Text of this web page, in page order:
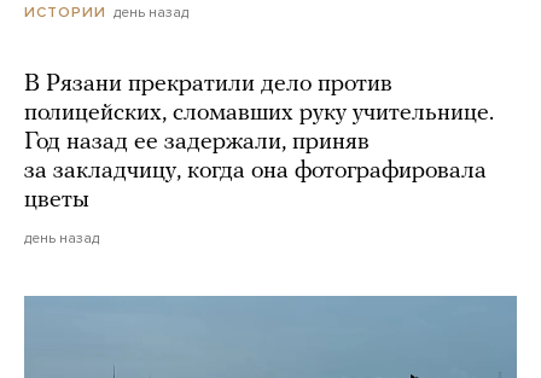
ИСТОРИИ день назад
В Рязани прекратили дело против
полицейских, сломавших руку учительнице.
Год назад ее задержали, приняв
за закладчицу, когда она фотографировала
цветы
день назад